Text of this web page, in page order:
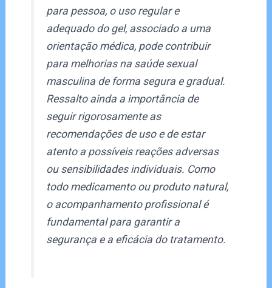
para pessoa, o uso regular e
adequado do gel, associado a uma
orientação médica, pode contribuir
para melhorias na saúde sexual
masculina de forma segura e gradual.
Ressalto ainda a importância de
seguir rigorosamente as
recomendações de uso e de estar
atento a possíveis reações adversas
ou sensibilidades individuais. Como
todo medicamento ou produto natural,
o acompanhamento profissional é
fundamental para garantir a
segurança e a eficácia do tratamento.